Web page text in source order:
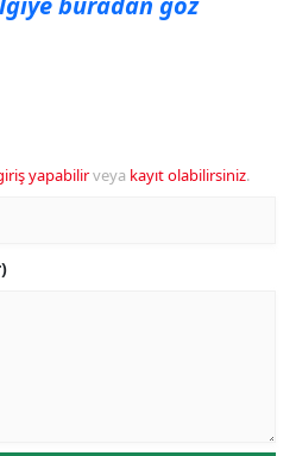
yapabilirveya kayıt olabilirsiniz.